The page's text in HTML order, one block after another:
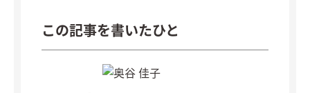
この記事を書いたひと